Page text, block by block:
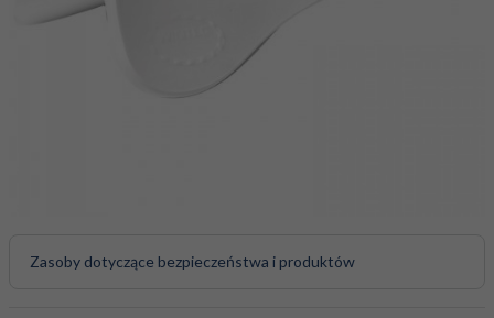
Zasoby dotyczące bezpieczeństwa i produktów